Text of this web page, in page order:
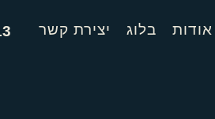
אודות בלוג יצירת קשר